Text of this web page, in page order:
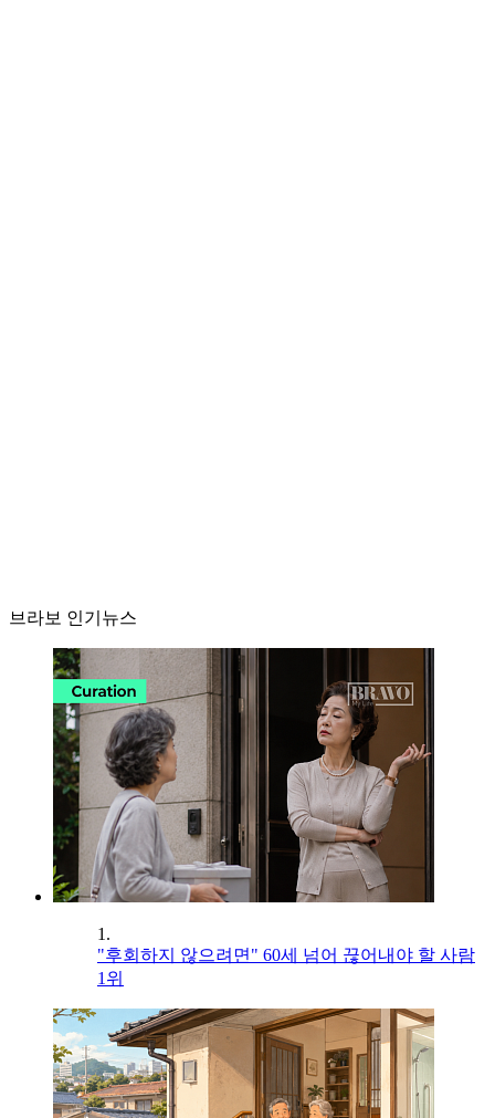
브라보 인기뉴스
1.
"후회하지 않으려면" 60세 넘어 끊어내야 할 사람
1위